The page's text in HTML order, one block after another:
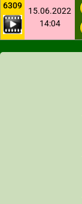
6309
15.06.2022
14:04